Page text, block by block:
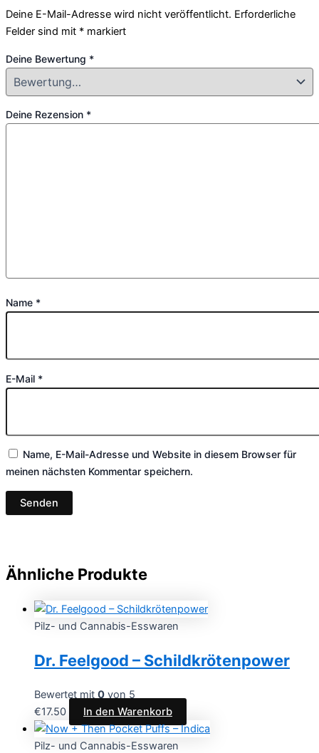
Deine E-Mail-Adresse wird nicht veröffentlicht. Erforderliche
Felder sind mit * markiert
Deine Bewertung *
Deine Rezension *
Name *
E-Mail *
Name, E-Mail-Adresse und Website in diesem Browser für
meinen nächsten Kommentar speichern.
Ähnliche Produkte
Pilz- und Cannabis-Esswaren
Dr. Feelgood – Schildkrötenpower
Bewertet mit 0 von 5
€17.50 In den Warenkorb
Pilz- und Cannabis-Esswaren